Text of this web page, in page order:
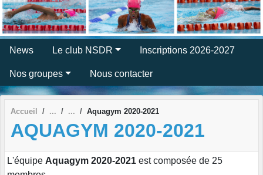
News Le club NSDR Inscriptions 2026-2027
Nos groupes Nous contacter
Accueil Aquagym 2020-2021
AQUAGYM 2020-2021
L'équipe Aquagym 2020-2021 est composée de 25